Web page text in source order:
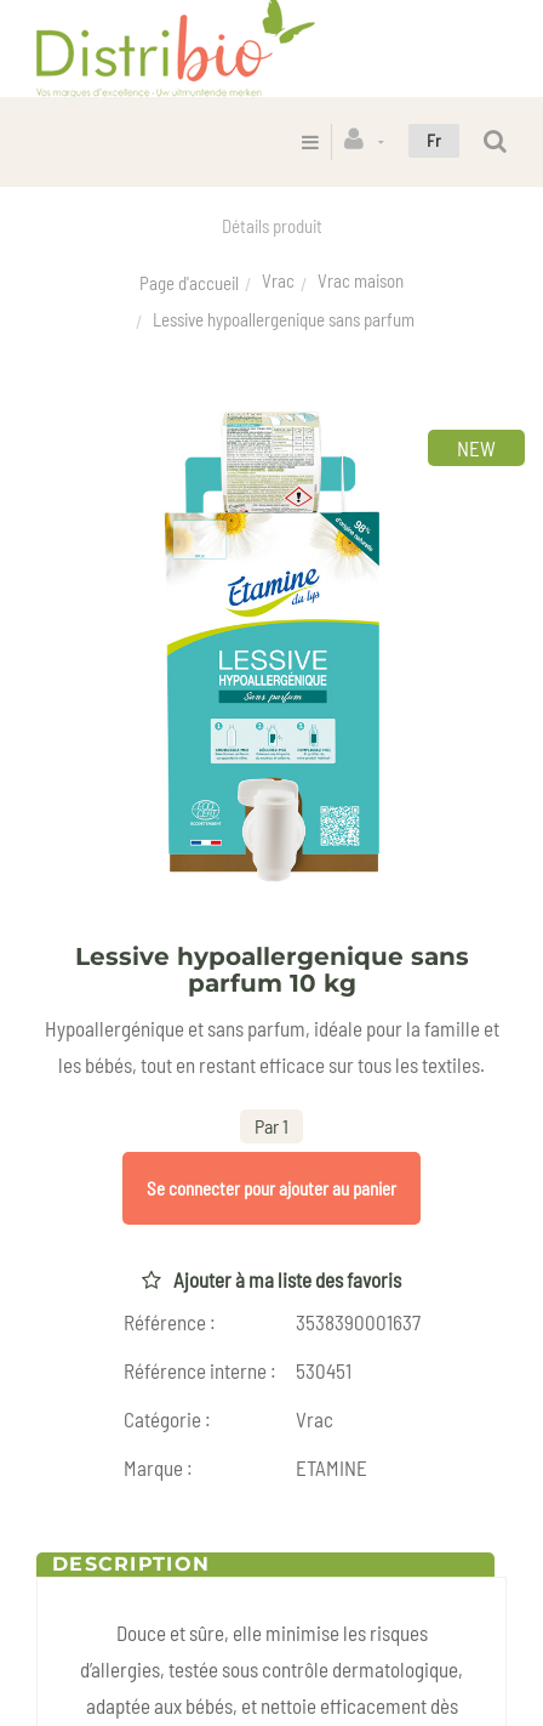
Fr
Détails produit
Page d'accueil Vrac
Vrac maison
Lessive hypoallergenique sans parfum
NEW
Lessive hypoallergenique sans
parfum 10 kg
Hypoallergénique et sans parfum, idéale pour la famille et
les bébés, tout en restant efficace sur tous les textiles.
Par 1
Se connecter pour ajouter au panier
Ajouter à ma liste des favoris
Référence :
3538390001637
Référence interne :
530451
Catégorie :
Vrac
Marque :
ETAMINE
DESCRIPTION
Douce et sûre, elle minimise les risques
d’allergies, testée sous contrôle dermatologique,
adaptée aux bébés, et nettoie efficacement dès